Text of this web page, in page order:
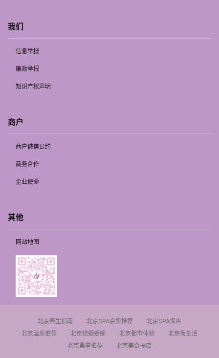
我们
信息举报
廉政举报
知识产权声明
商户
商户诚信公约
商务合作
企业使命
其他
网站地图
北京养生指南 北京SPA会所推荐
北京SPA探店
北京温泉推荐
北京结婚婚嫁 北京都市体验
北京夜生活
北京桑拿推荐
北京美食探店